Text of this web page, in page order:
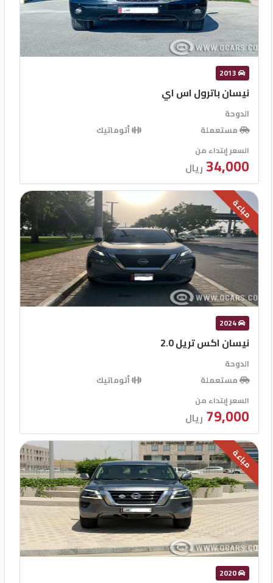
2013
نيسان باترول اس اي
الدوحة
مستعملة
أتوماتيك
السعر إبتداء من
34,000 ريال
مباعة
2024
نيسان اكس تريل 2.0
الدوحة
مستعملة
أتوماتيك
السعر إبتداء من
79,000 ريال
مباعة
2020